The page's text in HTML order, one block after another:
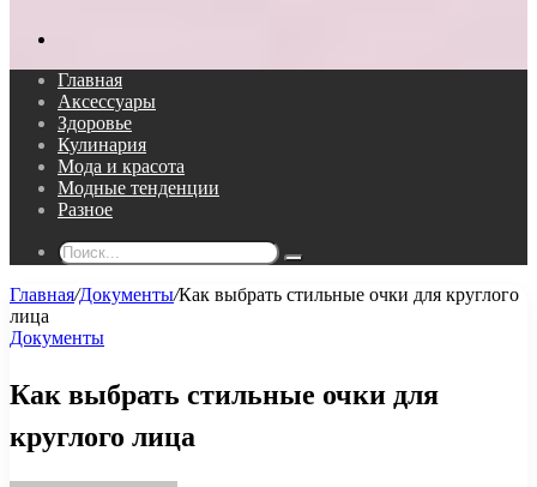
Главная
Аксессуары
Здоровье
Кулинария
Мода и красота
Модные тенденции
Разное
Поиск...
Главная/Документы/Как выбрать стильные очки для круглого
лица
Документы
Как выбрать стильные очки для
круглого лица